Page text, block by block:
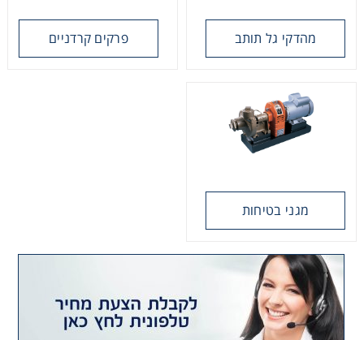
מהדקי גל תותב פרקים קרדניים
מגני בטיחות